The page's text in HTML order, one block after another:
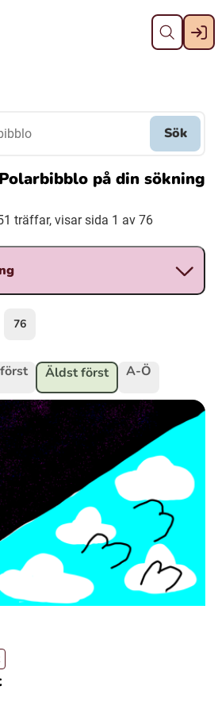
innehåll Stäng
(Sydsamiska)
(Umesamiska)
Sök
på din sökning
träffar, visar sida 1 av 76
76
Äldst först A-Ö